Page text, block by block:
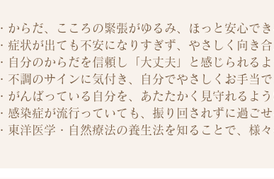
・からだ、こころの緊張がゆるみ、ほっと安心でき
・症状が出ても不安になりすぎず、やさしく向き
・自分のからだを信頼し「大丈夫」と感じられるよ
・不調のサインに気付き、自分でやさしくお手当
・がんばっている自分を、あたたかく見守れるよう
・感染症が流行っていても、振り回されずに過ご
・東洋医学・自然療法の養生法を知ることで、様